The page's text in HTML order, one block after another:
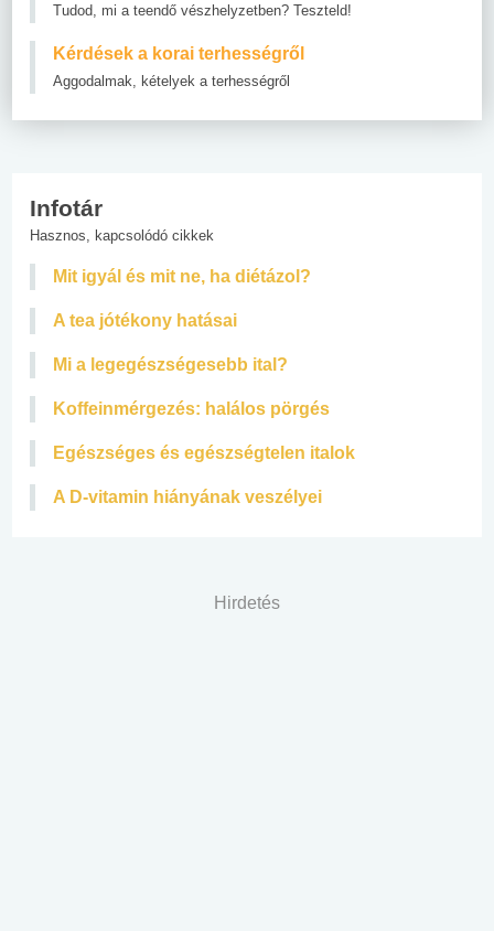
Tudod, mi a teendő vészhelyzetben? Teszteld!
Kérdések a korai terhességről
Aggodalmak, kételyek a terhességről
Infotár
Hasznos, kapcsolódó cikkek
Mit igyál és mit ne, ha diétázol?
A tea jótékony hatásai
Mi a legegészségesebb ital?
Koffeinmérgezés: halálos pörgés
Egészséges és egészségtelen italok
A D-vitamin hiányának veszélyei
Hirdetés